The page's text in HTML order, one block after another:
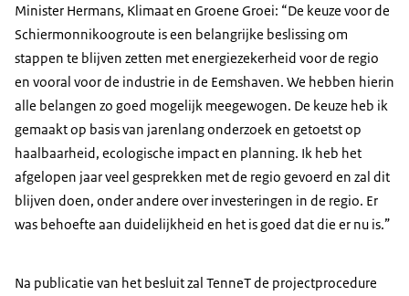
Minister Hermans, Klimaat en Groene Groei: “De keuze voor de
Schiermonnikoogroute is een belangrijke beslissing om
stappen te blijven zetten met energiezekerheid voor de regio
en vooral voor de industrie in de Eemshaven. We hebben hierin
alle belangen zo goed mogelijk meegewogen. De keuze heb ik
gemaakt op basis van jarenlang onderzoek en getoetst op
haalbaarheid, ecologische impact en planning. Ik heb het
afgelopen jaar veel gesprekken met de regio gevoerd en zal dit
blijven doen, onder andere over investeringen in de regio. Er
was behoefte aan duidelijkheid en het is goed dat die er nu is.”
Na publicatie van het besluit zal TenneT de projectprocedure